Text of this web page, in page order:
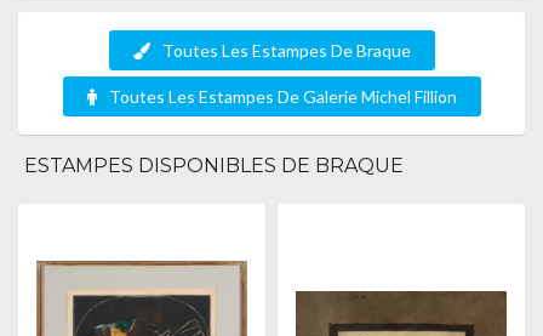
Toutes Les Estampes De Braque
Toutes Les Estampes De Galerie Michel Fillion
ESTAMPES DISPONIBLES DE BRAQUE